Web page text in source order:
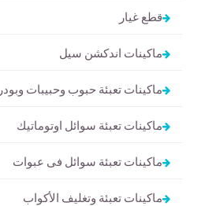
قطع غيار
ماكينات اندكشن سيل
ماكينات تعبئة حبوب وحبيبات وبودر
ماكينات تعبئة سوائل اوتوماتيك
ماكينات تعبئة سوائل فى عبوات
ماكينات تعبئة وتغليف الأكواب